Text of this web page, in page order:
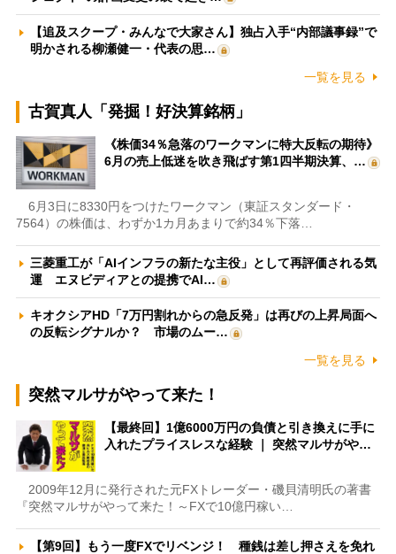
【追及スクープ・みんなで大家さん】独占入手“内部議事録”で
明かされる柳瀬健一・代表の思…
一覧を見る
古賀真人「発掘！好決算銘柄」
《株価34％急落のワークマンに特大反転の期待》
6月の売上低迷を吹き飛ばす第1四半期決算、…
6月3日に8330円をつけたワークマン（東証スタンダード・
7564）の株価は、わずか1カ月あまりで約34％下落…
三菱重工が「AIインフラの新たな主役」として再評価される気
運 エヌビディアとの提携でAI…
キオクシアHD「7万円割れからの急反発」は再びの上昇局面へ
の反転シグナルか？ 市場のムー…
一覧を見る
突然マルサがやって来た！
【最終回】1億6000万円の負債と引き換えに手に
入れたプライスレスな経験 ｜ 突然マルサがや…
2009年12月に発行された元FXトレーダー・磯貝清明氏の著書
『突然マルサがやって来た！～FXで10億円稼い…
【第9回】もう一度FXでリベンジ！ 種銭は差し押さえを免れ